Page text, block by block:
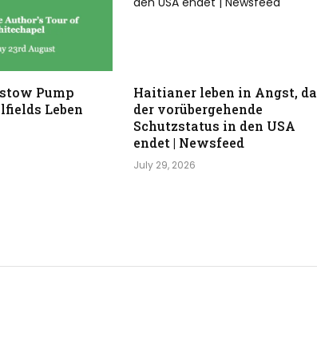
Pump
Leben
Haitianer leben in Angst, da
der vorübergehende
Schutzstatus in den USA
endet | Newsfeed
July 29, 2026